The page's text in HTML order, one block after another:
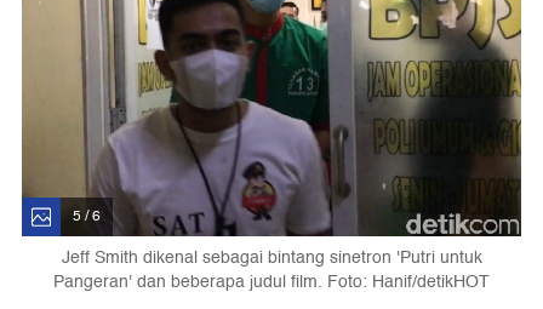
5 / 6
Jeff Smith dikenal sebagai bintang sinetron 'Putri untuk
Pangeran' dan beberapa judul film. Foto: Hanif/detikHOT